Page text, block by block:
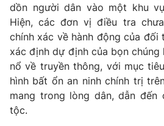
THỜI BÁO VTV
Theo dõi báo trên
Cơ quan chủ quản:
Đài Truyền hình
Cơ quan báo chí:
dồn người dân vào một khu
Hiện, các đơn vị điều tra
chính xác về hành động của đối
xác định dự định của bọn
nổ về truyền thông, với mục
hình bất ổn an ninh chính trị
mang trong lòng dân, dẫn đến
tộc.